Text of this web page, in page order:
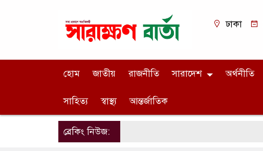
ঢাকা
হোম জাতীয় রাজনীতি সারাদেশ অর্থনীতি
সাহিত্য স্বাস্থ্য আন্তর্জাতিক
ব্রেকিং নিউজ: